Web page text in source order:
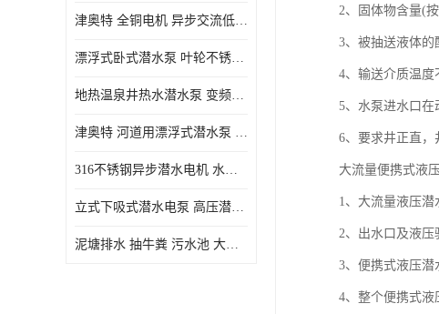
津奥特 全铜电机 异步交流低压潜水电机 运行稳定售后质保 致电咨询
漂浮式卧式潜水泵 叶轮不锈钢材质 大流量 变频抽水泵 厂家质保售后
地热温泉井热水潜水泵 变频不锈钢 130直径油泵 高温深井泵 津奥特
津奥特 河道用漂浮式潜水泵 不锈钢泵轴 大口径大流量 产品可定制
316不锈钢异步潜水电机 水冷式 可连续运行 定制功率电压 奥特泵业
立式下吸式潜水电泵 高压潜水排沙泵 大功率 深水施工作业 型号可定制
泥塘排水 抽牛粪 污水池 大口径潜水螺旋离心泵 材质特征 奥特泵业
2、固体物含量(
3、被抽送液体的
4、输送介质温度
5、水泵进水口在
6、要求井正直，
大流量便携式液
1、大流量液压
2、出水口及液压
3、便携式液压潜
4、整个便携式液